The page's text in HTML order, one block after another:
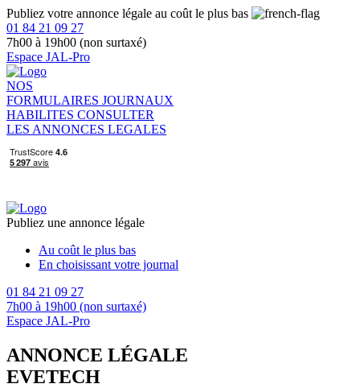
Publiez votre annonce légale au coût le plus bas
01 84 21 09 27
7h00 à 19h00 (non surtaxé)
Espace JAL-Pro
NOS
FORMULAIRES JOURNAUX
HABILITES CONSULTER
LES ANNONCES LEGALES
Publiez une annonce légale
Au coût le plus bas
En choisissant votre journal
01 84 21 09 27
7h00 à 19h00 (non surtaxé)
Espace JAL-Pro
ANNONCE LÉGALE
EVETECH